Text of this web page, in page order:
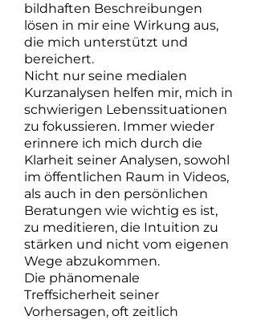
bildhaften Beschreibungen
lösen in mir eine Wirkung aus,
die mich unterstützt und
bereichert.
Nicht nur seine medialen
Kurzanalysen helfen mir, mich in
schwierigen Lebenssituationen
zu fokussieren. Immer wieder
erinnere ich mich durch die
Klarheit seiner Analysen, sowohl
im öffentlichen Raum in Videos,
als auch in den persönlichen
Beratungen wie wichtig es ist,
zu meditieren, die Intuition zu
stärken und nicht vom eigenen
Wege abzukommen.
Die phänomenale
Treffsicherheit seiner
Vorhersagen, oft zeitlich